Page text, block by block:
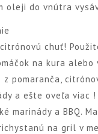
oleji do vnútra
chuť!
na kura alebo
z pomaranča,
a ešte oveľa viac !
marinády a BBQ.
na gril v